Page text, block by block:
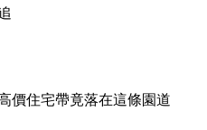
價住宅帶竟落在這條園道